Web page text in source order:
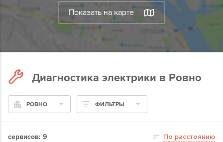
Показать на карте
Диагностика электрики в Ровно
РОВНО ФИЛЬТРЫ
сервисов: 9 По расстоянию